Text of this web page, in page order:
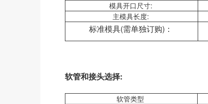
模具开口尺寸:
主模具长度:
标准模具(需单独订购)：
软管和接头选择:
软管类型